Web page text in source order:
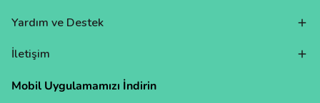
Yardım ve Destek
İletişim
Mobil Uygulamamızı İndirin